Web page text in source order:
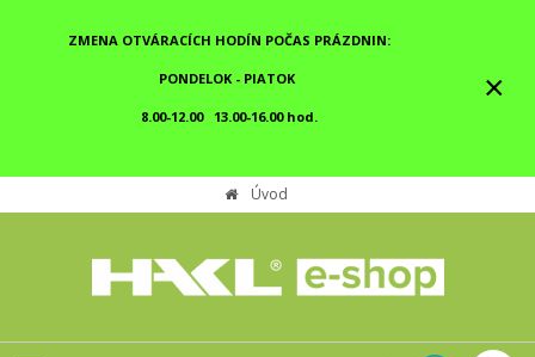
ZMENA OTVÁRACÍCH HODÍN POČAS PRÁZDNIN:
PONDELOK - PIATOK
8.00-12.00 13.00-16.00 hod.
×
Úvod